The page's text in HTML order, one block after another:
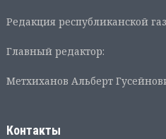
Редакция республиканской
Главный редактор:
Метхиханов Альберт
Контакты